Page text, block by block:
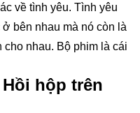
về tình yêu. Tình yêu
bên nhau mà nó còn là
nhau. Bộ phim là cái
hộp trên